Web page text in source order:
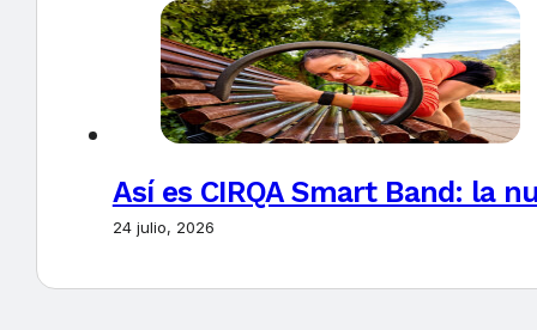
Así es CIRQA Smart Band: la
24 julio, 2026